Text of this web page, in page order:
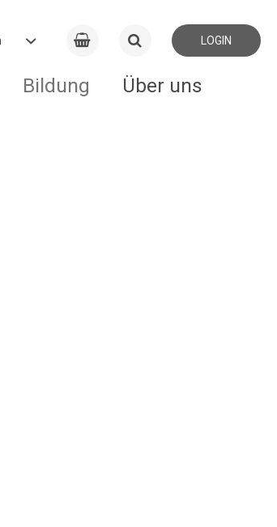
LOGIN
Bildung Über uns